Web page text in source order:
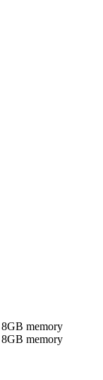
memory
memory